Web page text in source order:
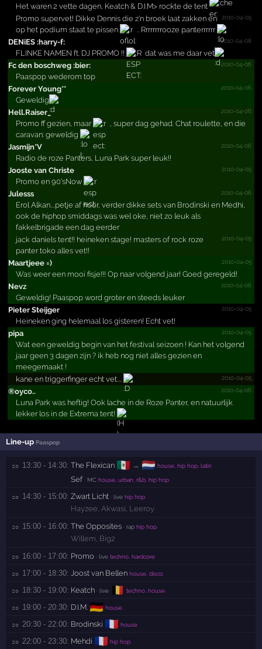
Het waren 2 vette dagen, Keatch & D.I.M> rockte de tent
2010-04-05
Promo supervet! Dikke Dennis die z'n broek laat zakken en
op het podium staat te pissen
.. Rrrrrrrrooze panterrrrrr
DENiES :harry-f:
2010-04-08
FLINKE NAMEN ft. DJ PROMO !!
dat was me daar vet
Fc den boschweg :bier:
2010-04-06
Paaspop wederom top
Forever Young**­
2010-04-06
Geweldig
Hell.Raiser_
2010-04-06
Promo ff gezien, maar
, super dag gehad. Chat roulette, en die
caravan: geweldig
Jasmijn*V
2010-04-06
Radio de roze Panters, Luna Park super leuk!!
Jooste van Christe
2010-04-05
Promo en 90'sNow
Julesss
2010-04-06
Erol Alkan....petje af hoor, verder dikke sets van Brodinski en Medhi,
ook de hiphop smiddags was wel oke, niet zo leuk als
fakkelbrigade een dag eerder
2010-04-05
jack daniels tent!! heineken stage! masters of rock roze
panter toko alles vet!!
Maartjeee =)
2010-04-05
Was weer een mooi fisje!!! Op naar volgend jaar! Goed geregeld!
Nevz
2010-04-06
Geweldig! Paaspop word groter en steeds leuker
Pieter Steijger
2010-04-05
Heineken ging helemaal los gisteren! Echt vet!
pipa
2010-04-05
Wat een geweldig begin van het festival seizoen ! Kan het volgend
jaar geen 3 dagen zijn ? ik heb nog niet alles gezien en
meegemaakt !
2010-04-05
kane en triggerfinger echt vet....
®oyco..
2010-04-06
Luna Park was heftig! Ook lache in de Roze Panter, en natuurlijk
lekker los in de Extrema tent!
Line-up Paaspop
zo 13:30 - 14:30: The Flexican 🇲🇽 → 🇳🇱 house, hip hop, latin
Sef · MC house, urban, r&b, hip hop
zo 14:30 - 15:00: Zwart Licht · live hip hop
Hayzee,Akwasi, Leeroy
zo 15:00 - 16:00: The Opposites · rap hip hop
Willem, Big2
zo 16:00 - 17:00: Promo · live techno, hardcore
zo 17:00 - 18:30: Joost van Bellen house, disco
zo 18:30 - 19:00: Keatch · live 🇧🇪 techno, house
zo 19:00 - 20:30: D.I.M. 🇩🇪 house
zo 20:30 - 22:00: Brodinski 🇫🇷 house
zo 22:00 - 23:30: Mehdi 🇫🇷 hip hop